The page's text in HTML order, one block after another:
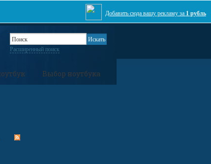
Добавить сюда вашу рекламу за 1 рубль
Расширенный поиск
Выбор ноутбука